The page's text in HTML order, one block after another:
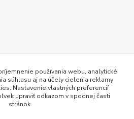
používania webu, analytické
súhlasu aj na účely cielenia reklamy
Nastavenie vlastných preferencií
upraviť odkazom v spodnej časti
stránok.